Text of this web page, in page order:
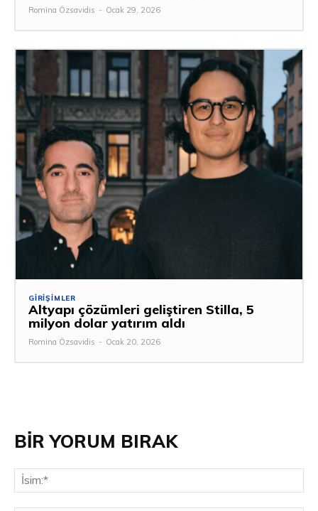
Romina Özsavidis - Ocak 29, 2026
GIRIŞIMLER
Altyapı çözümleri geliştiren Stilla, 5
milyon dolar yatırım aldı
Romina Özsavidis - Ocak 20, 2026
BİR YORUM BIRAK